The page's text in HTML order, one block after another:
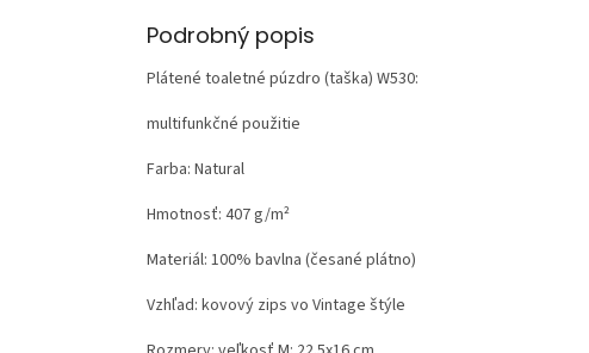
Podrobný popis
Plátené toaletné púzdro (taška) W530:
multifunkčné použitie
Farba: Natural
Hmotnosť: 407 g/m²
Materiál: 100% bavlna (česané plátno)
Vzhľad: kovový zips vo Vintage štýle